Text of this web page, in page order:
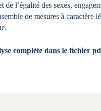
de l’égalité des sexes,
de mesures à caractère
complète dans le fichier